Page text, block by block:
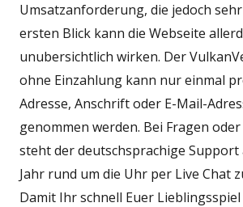
Umsatzanforderung, die jedoch
ersten Blick kann die Webseite
unubersichtlich wirken. Der
ohne Einzahlung kann nur einmal
Adresse, Anschrift oder E-Mail-
genommen werden. Bei Fragen
steht der deutschsprachige Support
Jahr rund um die Uhr per Live Chat
Damit Ihr schnell Euer